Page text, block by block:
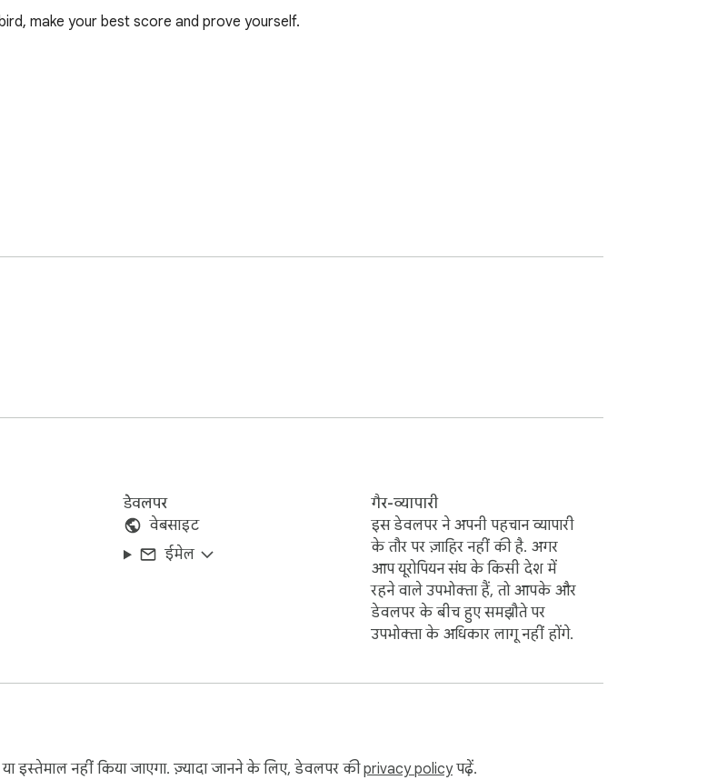
make your best score and prove yourself.
will be added)! Balloon Protect Arcade Game extension does not contain any hidden
डेवलपर
वेबसाइट
ईमेल
गैर-व्यापारी
इस डेवलपर ने अपनी पहचान व्यापारी
के तौर पर ज़ाहिर नहीं की है. अगर
आप यूरोपियन संघ के किसी देश में
रहने वाले उपभोक्ता हैं, तो आपके और
डेवलपर के बीच हुए समझौते पर
उपभोक्ता के अधिकार लागू नहीं होंगे.
इस्तेमाल नहीं किया जाएगा. ज़्यादा जानने के लिए, डेवलपर कीprivacy policyपढ़ें.